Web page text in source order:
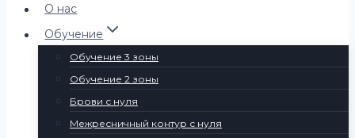
О нас
Обучение
Обучение 3 зоны
Обучение 2 зоны
Брови с нуля
Межресничный контур с нуля